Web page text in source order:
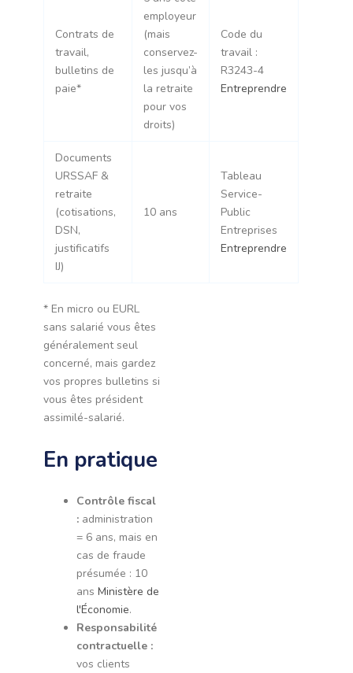
Contrats de
travail,
bulletins de
paie*
employeur
(mais
conservez-
les jusqu’à
la retraite
pour vos
droits)
Code du
travail :
R3243-4
Entreprendre
Documents
URSSAF &
retraite
(cotisations,
DSN,
justificatifs
IJ)
10 ans
Tableau
Service-
Public
Entreprises
Entreprendre
* En micro ou EURL
sans salarié vous êtes
généralement seul
concerné, mais gardez
vos propres bulletins si
vous êtes président
assimilé-salarié.
En pratique
Contrôle fiscal
:administration
= 6 ans, mais en
cas de fraude
présumée : 10
ans Ministère de
l'Économie.
Responsabilité
contractuelle :
vos clients